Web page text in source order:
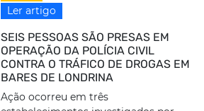
Ler artigo
SEIS PESSOAS SÃO PRESAS EM
OPERAÇÃO DA POLÍCIA CIVIL
CONTRA O TRÁFICO DE DROGAS EM
BARES DE LONDRINA
Ação ocorreu em três